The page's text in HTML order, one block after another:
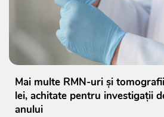
Mai multe RMN-uri și
lei, achitate pentru investigații
anului